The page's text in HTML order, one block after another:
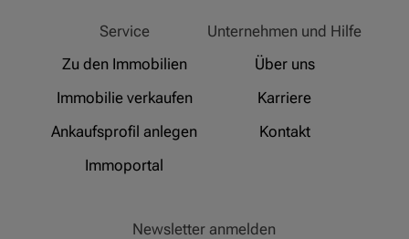
Service
Zu den Immobilien
Immobilie verkaufen
Ankaufsprofil anlegen
Immoportal
Unternehmen und Hilfe
Über uns
Karriere
Kontakt
Newsletter anmelden